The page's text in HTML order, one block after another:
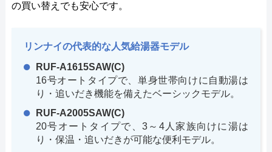
の買い替えでも安心です。
リンナイの代表的な人気給湯器モデル
RUF-A1615SAW(C)
16号オートタイプで、単身世帯向けに自動湯は
り・追いだき機能を備えたベーシックモデル。
RUF-A2005SAW(C)
20号オートタイプで、3～4人家族向けに湯は
り・保温・追いだきが可能な便利モデル。